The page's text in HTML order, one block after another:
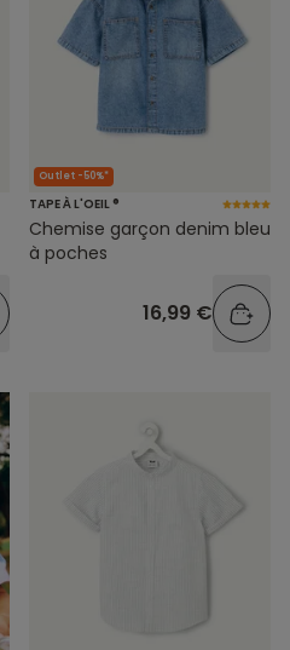
Outlet -50%*
TAPE À L'OEIL ®
Chemise garçon denim bleu
à poches
16,99 €